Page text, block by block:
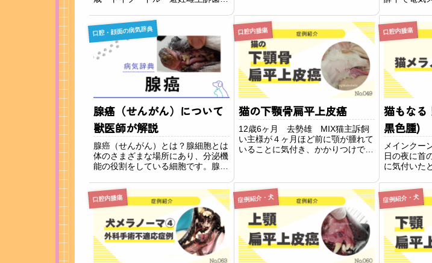
りを気にしていて、触られるのを嫌
がるようになってしまったという主
訴で来院されました。所見診察時、
右上顎の奥に腫瘤...
粘膜に潰瘍を確認しました。鎮静下
で採材し検査することとなりまし
た。検査・治療病理...
院に来院さ
左側に変位
が露出して
口腔・顔面の病気辞典
腺癌（せんがん）について
獣医師が解説
腺癌（せんがん）とは？腺細胞とは
体のさまざまな場所にあり、分泌機
能の役割をしている細胞です。腺細
腺腫といい、悪性腫瘍を腺癌（せん
がん）といいます。腺癌は隣接して
いるリンパ管や血管内へ簡単に侵入
し、他の臓器に転...
口腔内腫瘍
猫の下顎骨扁平上皮癌
12歳6ヶ月 去勢雄 MIX猫主訴飼
い主様が４ヶ月ほど前に顎が腫れて
いることに気付き、かかりつけで抗
てしまったため、当院に来院されま
した。寝ているときのよだれが多い
くらいで、口...
口腔内腫瘍
猫もなる
黒色腫)
メインク
日の夜に首
に気付いた
検査で左下
しました。
ェックする
歯）の頬粘
口腔内腫瘍 症例紹介・犬 症例紹介・犬